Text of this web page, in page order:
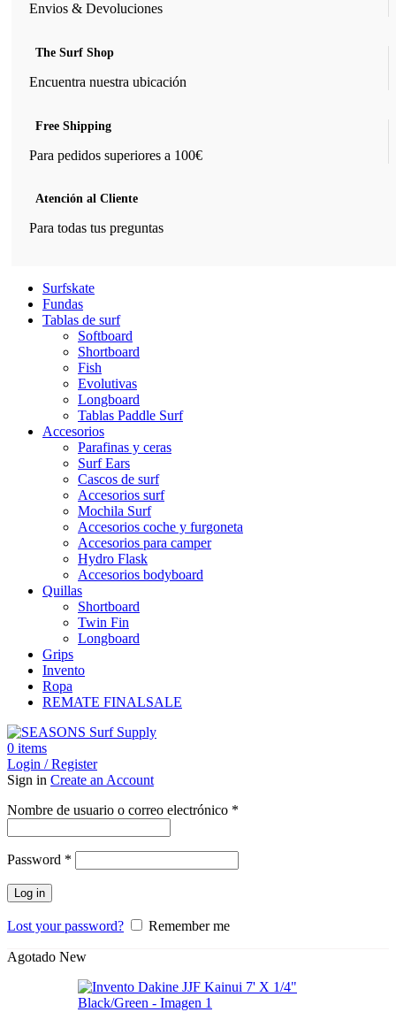
Envios & Devoluciones
The Surf Shop
Encuentra nuestra ubicación
Free Shipping
Para pedidos superiores a 100€
Atención al Cliente
Para todas tus preguntas
Surfskate
Fundas
Tablas de surf
Softboard
Shortboard
Fish
Evolutivas
Longboard
Tablas Paddle Surf
Accesorios
Parafinas y ceras
Surf Ears
Cascos de surf
Accesorios surf
Mochila Surf
Accesorios coche y furgoneta
Accesorios para camper
Hydro Flask
Accesorios bodyboard
Quillas
Shortboard
Twin Fin
Longboard
Grips
Invento
Ropa
REMATE FINALSALE
0 items
Login / Register
Sign in Create an Account
Nombre de usuario o correo electrónico *
Password *
Log in
Lost your password? Remember me
Agotado New